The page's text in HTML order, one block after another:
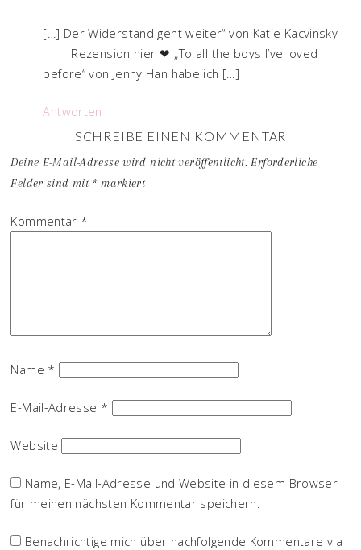
[…] Der Widerstand geht weiter“ von Katie Kacvinsky
Rezension hier ❤ „To all the boys I’ve loved
before“ von Jenny Han habe ich […]
Antworten
SCHREIBE EINEN KOMMENTAR
Deine E-Mail-Adresse wird nicht veröffentlicht. Erforderliche
Felder sind mit *markiert
Kommentar *
Name *
E-Mail-Adresse *
Website
Name, E-Mail-Adresse und Website in diesem Browser
für meinen nächsten Kommentar speichern.
Benachrichtige mich über nachfolgende Kommentare via